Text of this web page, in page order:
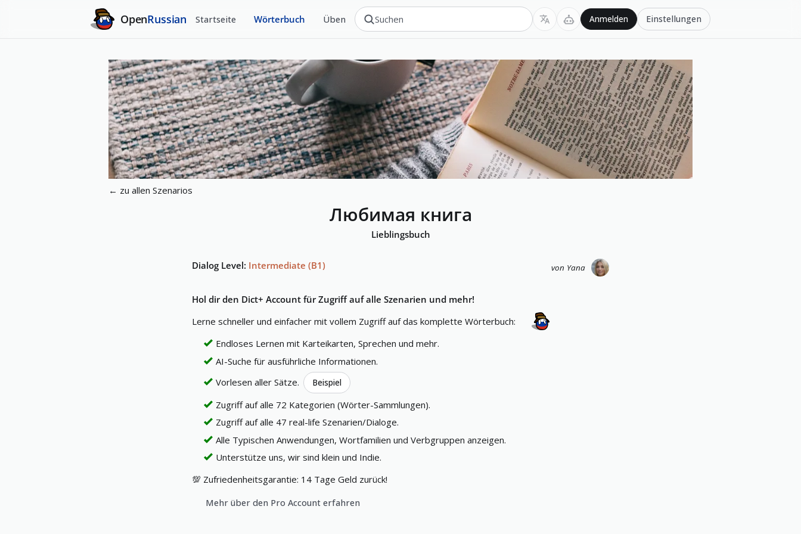
OpenRussian Startseite Wörterbuch Üben Anmelden Einstellungen
← zu allen Szenarios
Любимая книга
Lieblingsbuch
von Yana
Dialog Level: Intermediate (B1)
Hol dir den Dict+ Account für Zugriff auf alle Szenarien und mehr!
Lerne schneller und einfacher mit vollem Zugriff auf das komplette Wörterbuch:
Endloses Lernen mit Karteikarten, Sprechen und mehr.
AI-Suche für ausführliche Informationen.
Vorlesen aller Sätze.
Beispiel
Zugriff auf alle 72 Kategorien (Wörter-Sammlungen).
Zugriff auf alle 47 real-life Szenarien/Dialoge.
Alle Typischen Anwendungen, Wortfamilien und Verbgruppen anzeigen.
Unterstütze uns, wir sind klein und Indie.
💯 Zufriedenheitsgarantie: 14 Tage Geld zurück!
Mehr über den Pro Account erfahren